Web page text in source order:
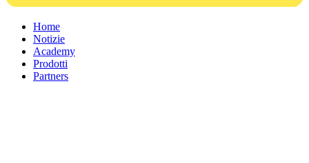
Home
Notizie
Academy
Prodotti
Partners